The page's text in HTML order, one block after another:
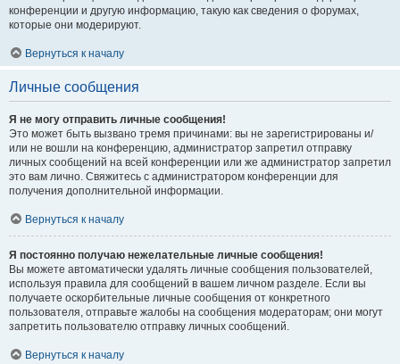
конференции и другую информацию, такую как сведения о форумах,
которые они модерируют.
Вернуться к началу
Личные сообщения
Я не могу отправить личные сообщения!
Это может быть вызвано тремя причинами: вы не зарегистрированы и/
или не вошли на конференцию, администратор запретил отправку
личных сообщений на всей конференции или же администратор запретил
это вам лично. Свяжитесь с администратором конференции для
получения дополнительной информации.
Вернуться к началу
Я постоянно получаю нежелательные личные сообщения!
Вы можете автоматически удалять личные сообщения пользователей,
используя правила для сообщений в вашем личном разделе. Если вы
получаете оскорбительные личные сообщения от конкретного
пользователя, отправьте жалобы на сообщения модераторам; они могут
запретить пользователю отправку личных сообщений.
Вернуться к началу